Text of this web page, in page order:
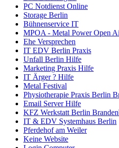
PC Notdienst Online
Storage Berlin
Bühnenservice IT
MPOA - Metal Power Open
Ehe Versprechen
IT EDV Berlin Praxis
Unfall Berlin Hilfe
Marketing Praxis Hilfe
IT Ärger ? Hilfe
Metal Festival
Physiotherapie Praxis Berlin
Email Server Hilfe
KFZ Werkstatt Berlin
IT & EDV Systemhaus Berlin
Pferdehof am Weiler
Keine Website